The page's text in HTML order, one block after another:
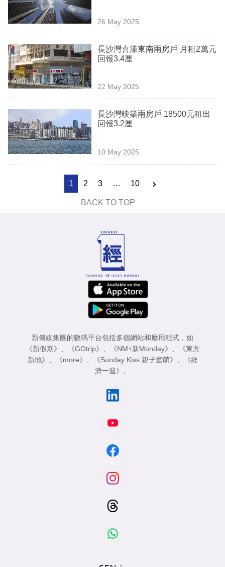
26 May 2025
長沙灣喜漾東南兩房戶 月租2萬元
回報3.4厘
22 May 2025
長沙灣映築兩房戶 18500元租出
回報3.2厘
10 May 2025
1 2 3 … 10
BACK TO TOP
新傳媒集團的數碼平台包括多個網站和應用程式，如
《新假期》 、 《GOtrip》 、 《NM+新Monday》 、
《東方
新地》 、 《more》 、 《Sunday Kiss 親子童萌》 、
《經
濟一週》 。